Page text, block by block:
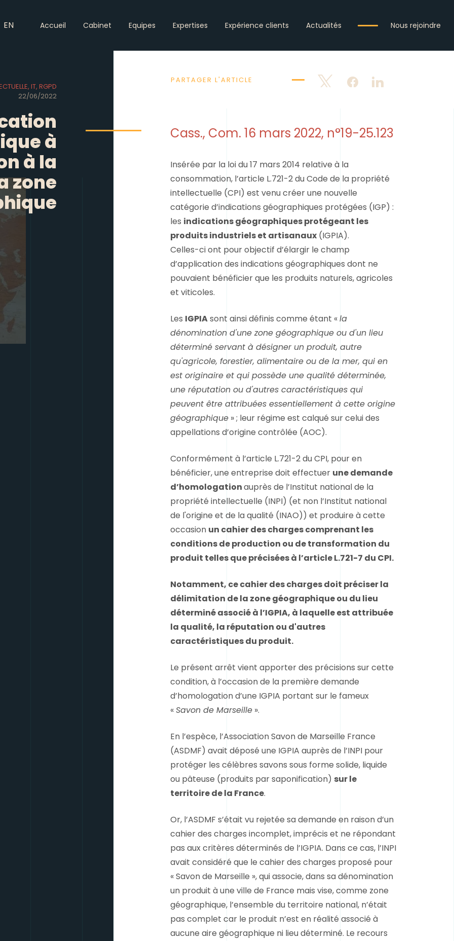
EN Accueil Cabinet Equipes Expertises Expérience clients Actualités Nous rejoindre
IT, RGPD
22/06/2022
à
à la
zone
PARTAGER L'ARTICLE Tweetez PartagezPartagez
Cass., Com. 16 mars 2022, n°19-25.123
Insérée par la loi du 17 mars 2014 relative à la
consommation, l’article L.721-2 du Code de la propriété
intellectuelle (CPI) est venu créer une nouvelle
catégorie d’indications géographiques protégées (IGP) :
les indications géographiques protégeant les
produits industriels et artisanaux (IGPIA).
Celles-ci ont pour objectif d’élargir le champ
d’application des indications géographiques dont ne
pouvaient bénéficier que les produits naturels, agricoles
et viticoles.
Les IGPIAsont ainsi définis comme étant «la
dénomination d'une zone géographique ou d'un lieu
déterminé servant à désigner un produit, autre
qu'agricole, forestier, alimentaire ou de la mer, qui en
est originaire et qui possède une qualité déterminée,
une réputation ou d'autres caractéristiques qui
peuvent être attribuées essentiellement à cette origine
géographique » ; leur régime est calqué sur celui des
appellations d’origine contrôlée (AOC).
Conformément à l’article L.721-2 du CPI, pour en
bénéficier, une entreprise doit effectuer une demande
d’homologationauprès de l’Institut national de la
propriété intellectuelle (INPI) (et non l’Institut national
de l'origine et de la qualité (INAO)) et produire à cette
occasion un cahier des charges comprenant les
conditions de production ou de transformation du
produit telles que précisées à l’article L.721-7 du CPI.
Notamment, ce cahier des charges doit préciser la
délimitation de la zone géographique ou du lieu
déterminé associé à l’IGPIA, à laquelle est attribuée
la qualité, la réputation ou d'autres
caractéristiques du produit.
Le présent arrêt vient apporter des précisions sur cette
condition, à l’occasion de la première demande
d’homologation d’une IGPIA portant sur le fameux
«Savon de Marseille ».
En l’espèce, l’Association Savon de Marseille France
(ASDMF) avait déposé une IGPIA auprès de l’INPI pour
protéger les célèbres savons sous forme solide, liquide
ou pâteuse (produits par saponification) sur le
territoire de la France.
Or, l’ASDMF s’était vu rejetée sa demande en raison d’un
cahier des charges incomplet, imprécis et ne répondant
pas aux critères déterminés de l’IGPIA. Dans ce cas, l’INPI
avait considéré que le cahier des charges proposé pour
« Savon de Marseille », qui associe, dans sa dénomination
un produit à une ville de France mais vise, comme zone
géographique, l’ensemble du territoire national, n’était
pas complet car le produit n’est en réalité associé à
aucune aire géographique ni lieu déterminé. Le recours